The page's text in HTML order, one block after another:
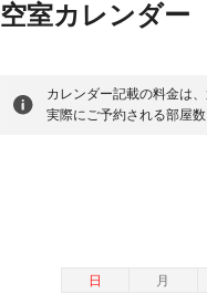
空室カレンダー
カレンダー記載の料金は
実際にご予約される部屋
日 月